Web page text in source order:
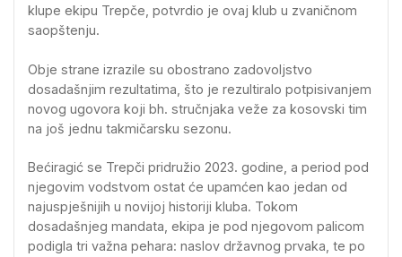
klupe ekipu Trepče, potvrdio je ovaj klub u zvaničnom
saopštenju.
Obje strane izrazile su obostrano zadovoljstvo
dosadašnjim rezultatima, što je rezultiralo potpisivanjem
novog ugovora koji bh. stručnjaka veže za kosovski tim
na još jednu takmičarsku sezonu.
Bećiragić se Trepči pridružio 2023. godine, a period pod
njegovim vodstvom ostat će upamćen kao jedan od
najuspješnijih u novijoj historiji kluba. Tokom
dosadašnjeg mandata, ekipa je pod njegovom palicom
podigla tri važna pehara: naslov državnog prvaka, te po